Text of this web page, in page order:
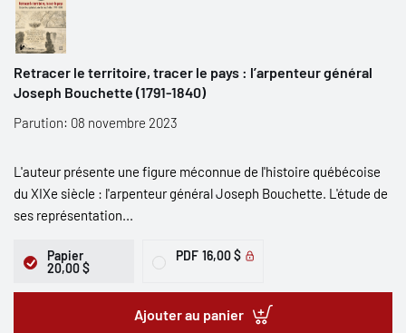
Retracer le territoire, tracer le pays : l’arpenteur général
Joseph Bouchette (1791-1840)
Parution: 08 novembre 2023
L'auteur présente une figure méconnue de l'histoire québécoise
du XIXe siècle : l'arpenteur général Joseph Bouchette. L'étude de
ses représentation...
Papier
20,00 $
PDF 16,00 $
Ajouter au panier